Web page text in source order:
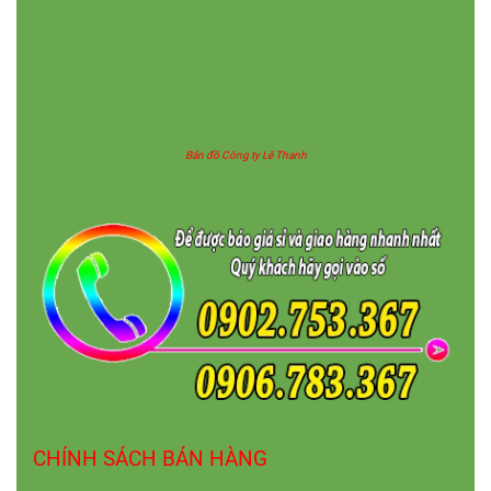
Bản đồ Công ty Lê Thanh
CHÍNH SÁCH BÁN HÀNG